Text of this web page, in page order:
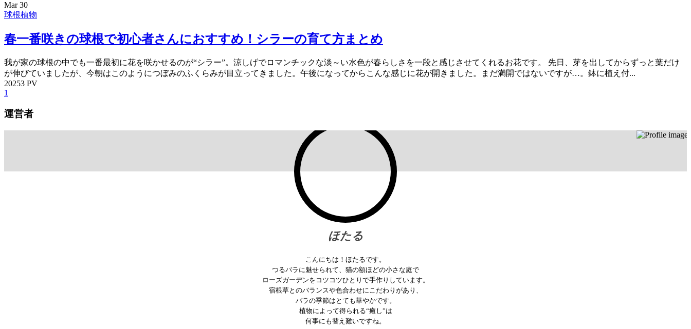
Mar 30
球根植物
春一番咲きの球根で初心者さんにおすすめ！シラーの育て方まとめ
我が家の球根の中でも一番最初に花を咲かせるのが“シラー”。涼しげでロマンチックな淡～い水色が春らしさを一段と感じさせてくれるお花です。 先日、芽を出してからずっと葉だけ
が伸びていましたが、今朝はこのようにつぼみのふくらみが目立ってきました。午後になってからこんな感じに花が開きました。まだ満開ではないですが…。鉢に植え付...
20253 PV
1
運営者
ほたる
こんにちは！ほたるです。
つるバラに魅せられて、猫の額ほどの小さな庭で
ローズガーデンをコツコツひとりで手作りしています。
宿根草とのバランスや色合わせにこだわりがあり、
バラの季節はとても華やかです。
植物によって得られる“癒し”は
何事にも替え難いですね。